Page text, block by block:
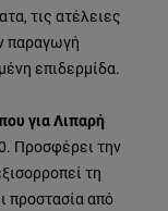
τις ατέλειες
παραγωγή
επιδερμίδα.
για Λιπαρή
Προσφέρει την
τη
προστασία από